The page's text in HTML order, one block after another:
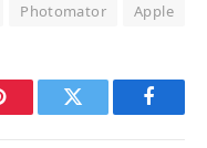
Apple
Photomator
فيسبوك تويتر